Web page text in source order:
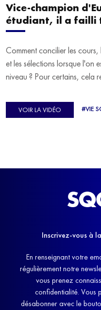
Vice-champion
étudiant, il a failli
Comment concilier les cours,
et les sélections lorsque l'on
niveau ? Pour certains, cela
d'Europe de Horse-ball, qui
avant de trouver un nouvel
VOIR LA VIDÉO #VIE
Inscrivez-vous à
En renseignant votre
régulièrement notre
vous prenez
confidentialité. Vous
désabonner avec le